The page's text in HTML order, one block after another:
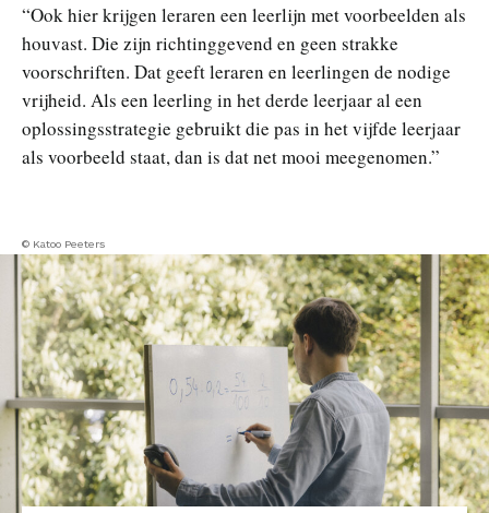
“Ook hier krijgen leraren een leerlijn met voorbeelden als
houvast. Die zijn richtinggevend en geen strakke
voorschriften. Dat geeft leraren en leerlingen de nodige
vrijheid. Als een leerling in het derde leerjaar al een
oplossingsstrategie gebruikt die pas in het vijfde leerjaar
als voorbeeld staat, dan is dat net mooi meegenomen.”
© Katoo Peeters